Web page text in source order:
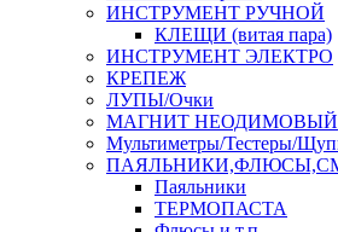
ИНСТРУМЕНТ РУЧНОЙ
КЛЕЩИ (витая пара)
ИНСТРУМЕНТ ЭЛЕКТРО
КРЕПЕЖ
ЛУПЫ/Очки
МАГНИТ НЕОДИМОВЫЙ
Мультиметры/Тестеры/
Паяльники
ТЕРМОПАСТА